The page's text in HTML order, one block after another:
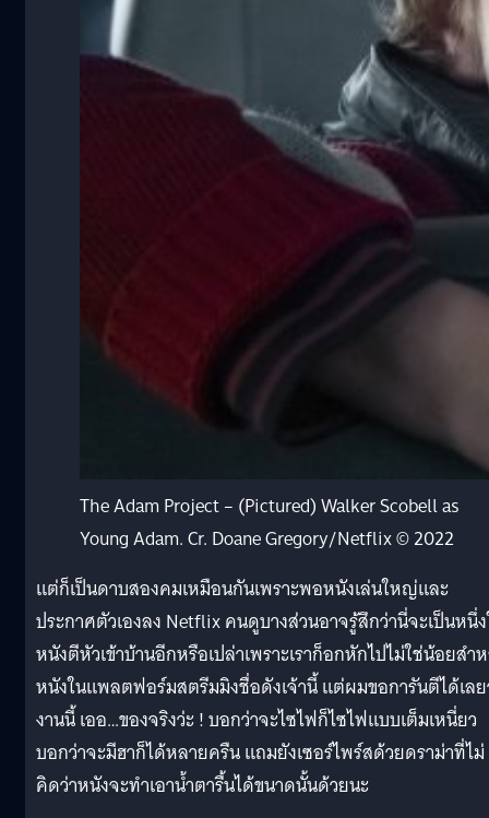
The Adam Project – (Pictured) Walker Scobell as
Young Adam. Cr. Doane Gregory/Netflix © 2022
แต่ก็เป็นดาบสองคมเหมือนกันเพราะพอหนังเล่นใหญ่และ
ประกาศตัวเองลง Netflix คนดูบางส่วนอาจรู้สึกว่านี่จะเป็นหนึ่
หนังตีหัวเข้าบ้านอีกหรือเปล่าเพราะเราก็อกหักไปไม่ใช่น้อยสำ
หนังในแพลตฟอร์มสตรีมมิงชื่อดังเจ้านี้ แต่ผมขอการันตีได้เล
งานนี้ เออ…ของจริงว่ะ ! บอกว่าจะไซไฟก็ไซไฟแบบเต็มเหนี่ยว
บอกว่าจะมีฮาก็ได้หลายครืน แถมยังเซอร์ไพร์สด้วยดราม่าที่ไม่
คิดว่าหนังจะทำเอาน้ำตารื้นได้ขนาดนั้นด้วยนะ